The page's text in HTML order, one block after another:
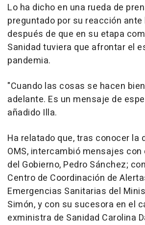
Lo ha dicho en una rueda de
preguntado por su reacción
después de que en su etapa
Sanidad tuviera que afrontar el
pandemia.
"Cuando las cosas se hacen
adelante. Es un mensaje de
añadido Illa.
Ha relatado que, tras conocer la
OMS, intercambió mensajes
del Gobierno, Pedro Sánchez;
Centro de Coordinación de
Emergencias Sanitarias del
Simón, y con su sucesora en el
exministra de Sanidad Carolina